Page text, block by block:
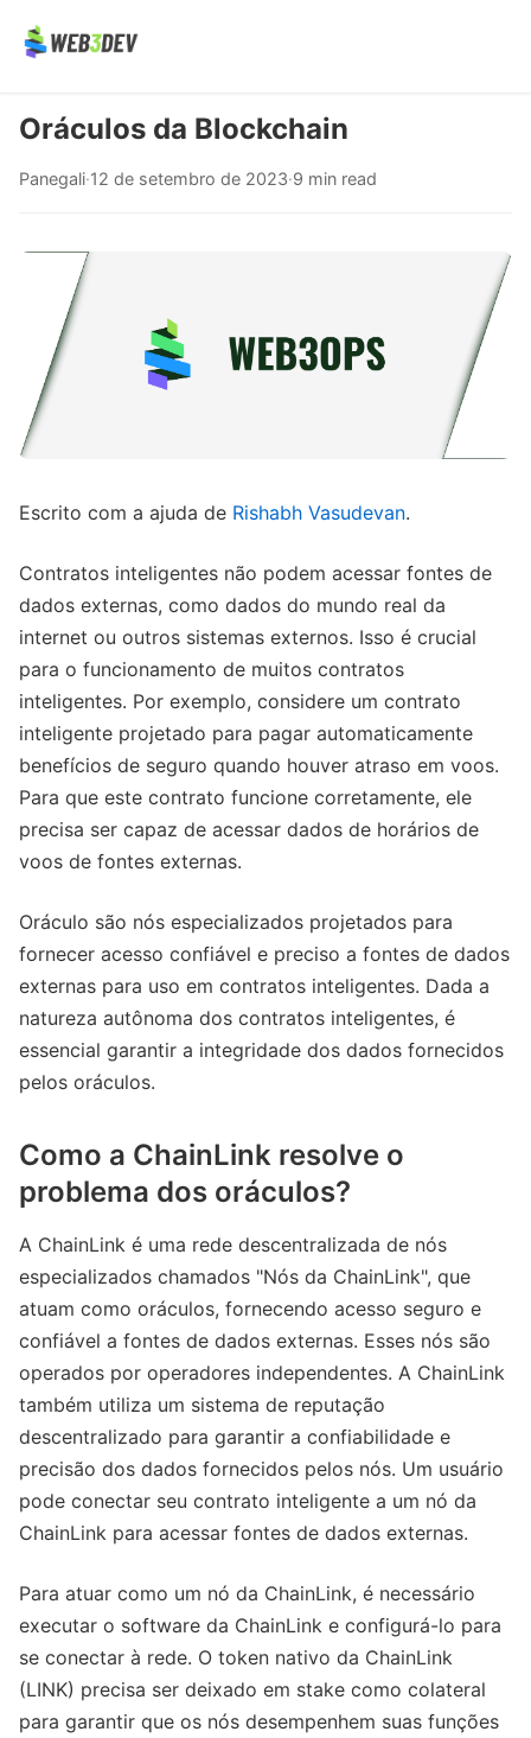
Oráculos da Blockchain
Panegali·12 de setembro de 2023·9 min read
Escrito com a ajuda de Rishabh Vasudevan.
Contratos inteligentes não podem acessar fontes de
dados externas, como dados do mundo real da
internet ou outros sistemas externos. Isso é crucial
para o funcionamento de muitos contratos
inteligentes. Por exemplo, considere um contrato
inteligente projetado para pagar automaticamente
benefícios de seguro quando houver atraso em voos.
Para que este contrato funcione corretamente, ele
precisa ser capaz de acessar dados de horários de
voos de fontes externas.
Oráculo são nós especializados projetados para
fornecer acesso confiável e preciso a fontes de dados
externas para uso em contratos inteligentes. Dada a
natureza autônoma dos contratos inteligentes, é
essencial garantir a integridade dos dados fornecidos
pelos oráculos.
Como a ChainLink resolve o
problema dos oráculos?
A ChainLink é uma rede descentralizada de nós
especializados chamados "Nós da ChainLink", que
atuam como oráculos, fornecendo acesso seguro e
confiável a fontes de dados externas. Esses nós são
operados por operadores independentes. A ChainLink
também utiliza um sistema de reputação
descentralizado para garantir a confiabilidade e
precisão dos dados fornecidos pelos nós. Um usuário
pode conectar seu contrato inteligente a um nó da
ChainLink para acessar fontes de dados externas.
Para atuar como um nó da ChainLink, é necessário
executar o software da ChainLink e configurá-lo para
se conectar à rede. O token nativo da ChainLink
(LINK) precisa ser deixado em stake como colateral
para garantir que os nós desempenhem suas funções